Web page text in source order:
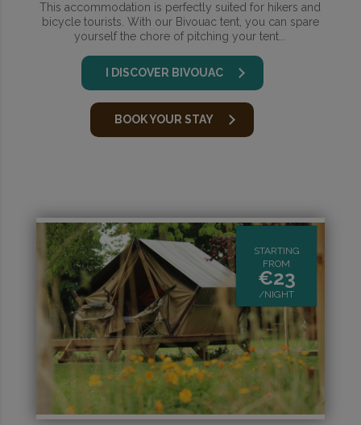
This accommodation is perfectly suited for hikers and
bicycle tourists. With our Bivouac tent, you can spare
yourself the chore of pitching your tent...
I DISCOVER BIVOUAC
BOOK YOUR STAY
STARTING
FROM
€23
/NIGHT